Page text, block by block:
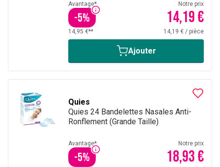
Avantage*
-5%
Notre prix
14,19 €
14,95 €** 14,19 € / pièce
Ajouter
Quies
Quies 24 Bandelettes Nasales Anti-
Ronflement (Grande Taille)
Avantage*
-5%
Notre prix
18,93 €